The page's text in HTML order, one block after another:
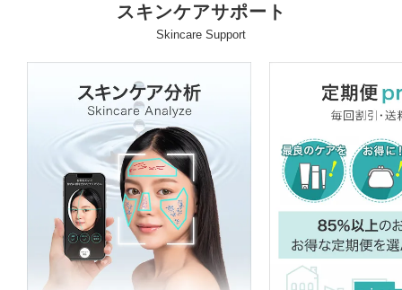
スキンケアサポート
Skincare Support